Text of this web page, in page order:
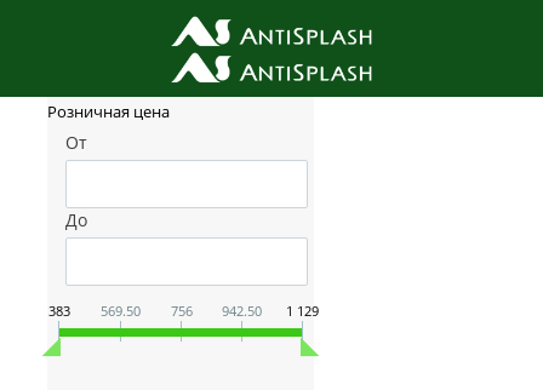
Фильтр товаров
Розничная цена
От
До
383 569.50 756 942.50 1 129